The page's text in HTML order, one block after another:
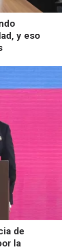
y eso
de
la